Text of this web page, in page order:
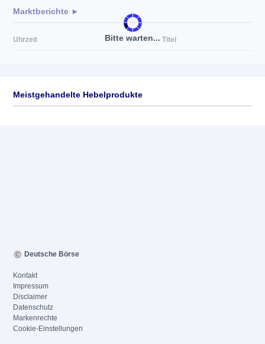
Bitte warten...
Marktberichte ►
Uhrzeit Titel
Meistgehandelte Hebelprodukte
Deutsche Börse
Kontakt
Impressum
Disclaimer
Datenschutz
Markenrechte
Cookie-Einstellungen